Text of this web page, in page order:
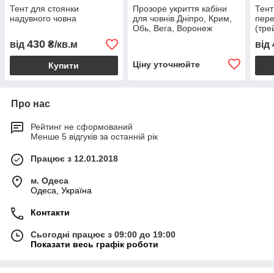
Тент для стоянки
надувного човна
від 430 ₴/кв.м
Купити
Прозоре укриття кабіни
для човнів Дніпро, Крим,
Обь, Вега, Воронеж
Ціну уточнюйте
від
Про нас
Рейтинг не сформований
Менше 5 відгуків за останній рік
Працює з 12.01.2018
м. Одеса
Одеса, Україна
Контакти
Сьогодні працює з 09:00 до 19:00
Показати весь графік роботи